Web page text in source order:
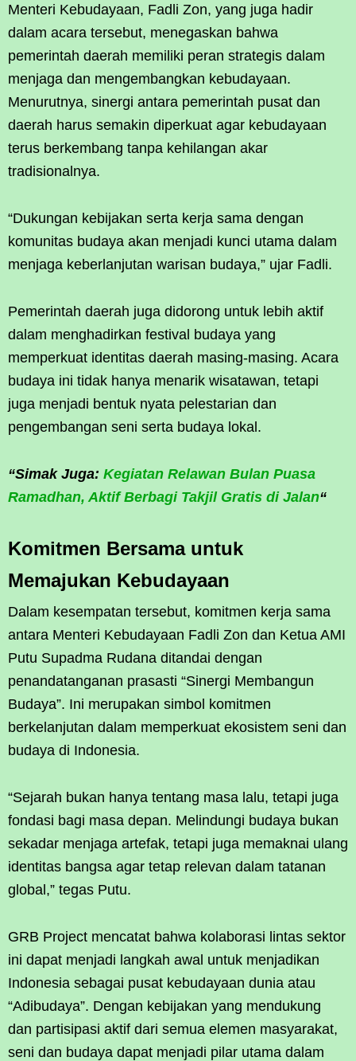
Menteri Kebudayaan, Fadli Zon, yang juga hadir
dalam acara tersebut, menegaskan bahwa
pemerintah daerah memiliki peran strategis dalam
menjaga dan mengembangkan kebudayaan.
Menurutnya, sinergi antara pemerintah pusat dan
daerah harus semakin diperkuat agar kebudayaan
terus berkembang tanpa kehilangan akar
tradisionalnya.
“Dukungan kebijakan serta kerja sama dengan
komunitas budaya akan menjadi kunci utama dalam
menjaga keberlanjutan warisan budaya,” ujar Fadli.
Pemerintah daerah juga didorong untuk lebih aktif
dalam menghadirkan festival budaya yang
memperkuat identitas daerah masing-masing. Acara
budaya ini tidak hanya menarik wisatawan, tetapi
juga menjadi bentuk nyata pelestarian dan
pengembangan seni serta budaya lokal.
“Simak Juga: Kegiatan Relawan Bulan Puasa
Ramadhan, Aktif Berbagi Takjil Gratis di Jalan“
Komitmen Bersama untuk
Memajukan Kebudayaan
Dalam kesempatan tersebut, komitmen kerja sama
antara Menteri Kebudayaan Fadli Zon dan Ketua AMI
Putu Supadma Rudana ditandai dengan
penandatanganan prasasti “Sinergi Membangun
Budaya”. Ini merupakan simbol komitmen
berkelanjutan dalam memperkuat ekosistem seni dan
budaya di Indonesia.
“Sejarah bukan hanya tentang masa lalu, tetapi juga
fondasi bagi masa depan. Melindungi budaya bukan
sekadar menjaga artefak, tetapi juga memaknai ulang
identitas bangsa agar tetap relevan dalam tatanan
global,” tegas Putu.
GRB Project mencatat bahwa kolaborasi lintas sektor
ini dapat menjadi langkah awal untuk menjadikan
Indonesia sebagai pusat kebudayaan dunia atau
“Adibudaya”. Dengan kebijakan yang mendukung
dan partisipasi aktif dari semua elemen masyarakat,
seni dan budaya dapat menjadi pilar utama dalam